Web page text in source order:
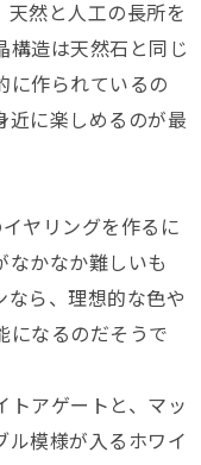
天然と人工の長所を
構造は天然石と同じ
に作られているの
近に楽しめるのが最
ヤリングを作るに
なかなか難しいも
なら、理想的な色や
になるのだそうで
トアゲートと、マッ
ル模様が入るホワイ